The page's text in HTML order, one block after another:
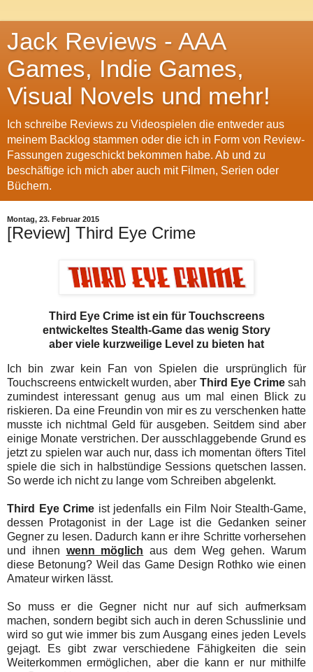
Jack Reviews - AAA
Games, Indie Games,
Visual Novels und mehr!
Ich schreibe Reviews zu Videospielen die entweder aus
meinem Backlog stammen oder die ich in Form von Review-
Fassungen zugeschickt bekommen habe. Ab und zu
beschäftige ich mich aber auch mit Filmen, Serien oder
Büchern.
Montag, 23. Februar 2015
[Review] Third Eye Crime
Third Eye Crime ist ein für Touchscreens
entwickeltes Stealth-Game das wenig Story
aber viele kurzweilige Level zu bieten hat
Ich bin zwar kein Fan von Spielen die ursprünglich für
Touchscreens entwickelt wurden, aber Third Eye Crimesah
zumindest interessant genug aus um mal einen Blick zu
riskieren. Da eine Freundin von mir es zu verschenken hatte
musste ich nichtmal Geld für ausgeben. Seitdem sind aber
einige Monate verstrichen. Der ausschlaggebende Grund es
jetzt zu spielen war auch nur, dass ich momentan öfters Titel
spiele die sich in halbstündige Sessions quetschen lassen.
So werde ich nicht zu lange vom Schreiben abgelenkt.
Third Eye Crime ist jedenfalls ein Film Noir Stealth-Game,
dessen Protagonist in der Lage ist die Gedanken seiner
Gegner zu lesen. Dadurch kann er ihre Schritte vorhersehen
und ihnen wenn möglich aus dem Weg gehen. Warum
diese Betonung? Weil das Game Design Rothko wie einen
Amateur wirken lässt.
So muss er die Gegner nicht nur auf sich aufmerksam
machen, sondern begibt sich auch in deren Schusslinie und
wird so gut wie immer bis zum Ausgang eines jeden Levels
gejagt. Es gibt zwar verschiedene Fähigkeiten die sein
Weiterkommen ermöglichen, aber die kann er nur mithilfe